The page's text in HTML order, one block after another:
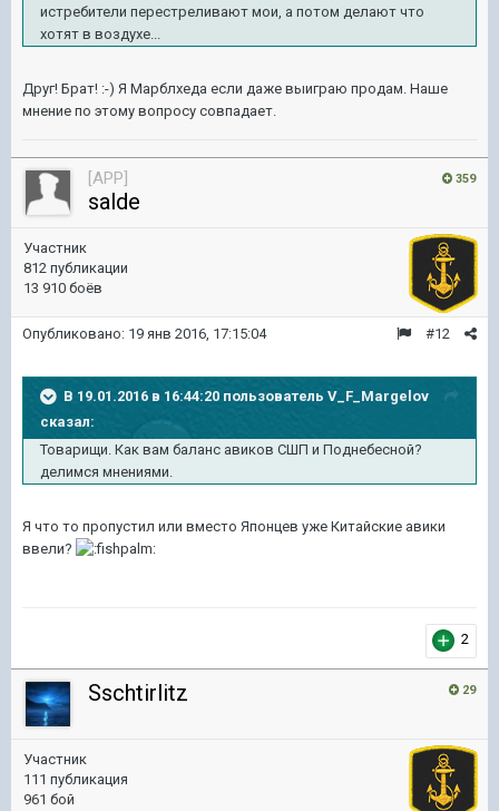
истребители перестреливают мои, а потом делают что
хотят в воздухе...
Друг! Брат! :-) Я Марблхеда если даже выиграю продам. Наше
мнение по этому вопросу совпадает.
359
[APP]
salde
Участник
812 публикации
13 910 боёв
#12
Опубликовано: 19 янв 2016, 17:15:04
В 19.01.2016 в 16:44:20 пользователь V_F_Margelov
сказал:
Товарищи. Как вам баланс авиков СШП и Поднебесной?
делимся мнениями.
Я что то пропустил или вместо Японцев уже Китайские авики
ввели?
2
29
Sschtirlitz
Участник
111 публикация
961 бой